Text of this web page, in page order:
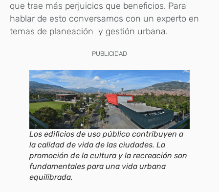
que trae más perjuicios que beneficios. Para
hablar de esto conversamos con un experto en
temas de planeación y gestión urbana.
PUBLICIDAD
Los edificios de uso público contribuyen a
la calidad de vida de las ciudades. La
promoción de la cultura y la recreación son
fundamentales para una vida urbana
equilibrada.